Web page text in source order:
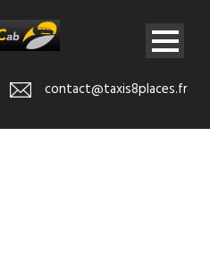
contact@taxis8places.fr